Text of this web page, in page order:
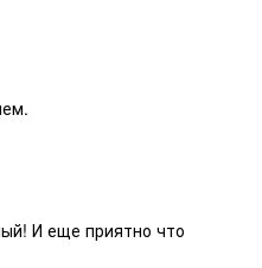
И еще приятно что